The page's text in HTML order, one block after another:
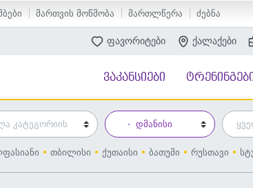
მართვის მოწმობა მართლწერა ძებნა
ფავორიტები ქალაქები
ვაკანსიები
თბილისი ქუთაისი ბათუმი რუსთავი